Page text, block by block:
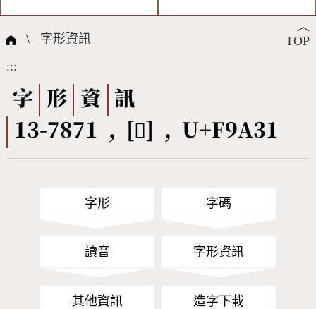
國際字碼相關組織
筆畫查詢
筆順序查詢
CNS查詢 Unicode查詢
全字庫授權 轉碼Web Service
個人電腦造字處理工具
字形下載
問題集
熱門查詢統計
︿
TOP
\ 字形資訊
:::
字 形 資
訊
13-7871 , [󹨱] , U+F9A31
字形 字碼
讀音 字形資訊
其他資訊 造字下載